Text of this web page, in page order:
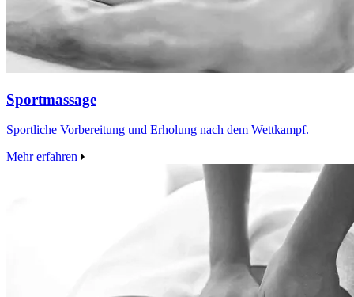
Sportmassage
Sportliche Vorbereitung und Erholung nach dem Wettkampf.
Mehr erfahren